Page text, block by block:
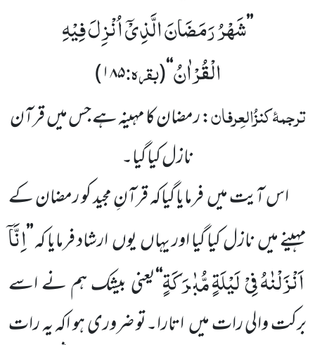
’’شَهْرُ رَمَضَانَ الَّذِیْۤ اُنْزِلَ فِیْهِ
الْقُرْاٰنُ‘‘
(بقرہ:۱۸۵)
ترجمۂکنزُالعِرفان: رمضان کا مہینہ ہے جس میںقرآن
نازل کیا گیا۔
اس آیت میںفرمایا گیاکہ قرآنِ مجید کو رمضان کے
مہینے میںنازل کیا گیا اور یہاںیوںارشاد فرمایا کہ’’اِنَّاۤ
اَنْزَلْنٰهُ فِیْ لَیْلَةٍ مُّبٰرَكَةٍ‘‘یعنی بیشک ہم نے اسے
برکت والی رات میںاتارا۔تو ضروری ہو اکہ یہ رات